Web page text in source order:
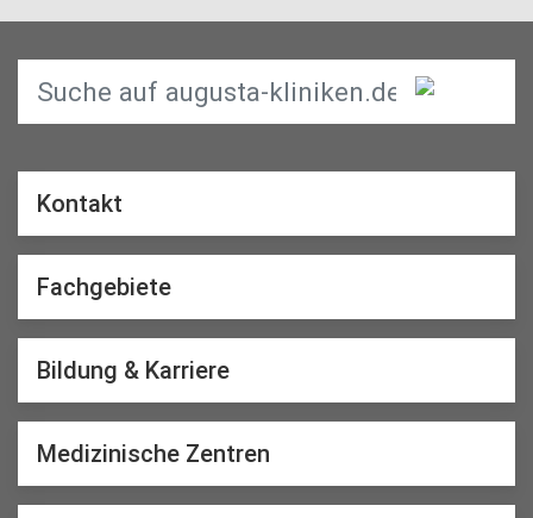
Kontakt
Fachgebiete
Bildung & Karriere
Medizinische Zentren